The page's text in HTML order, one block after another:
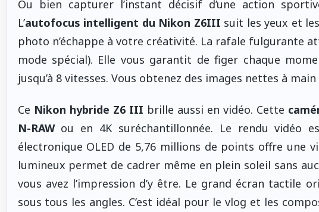
Ou bien capturer l’instant décisif d’une action
L’autofocus intelligent du Nikon Z6III suit les yeux et
photo n’échappe à votre créativité. La rafale fulgurante
mode spécial). Elle vous garantit de figer chaque
jusqu’à 8 vitesses. Vous obtenez des images nettes à
Ce Nikon hybride Z6 III brille aussi en vidéo. Cette
N-RAWou en 4K suréchantillonnée. Le rendu vidéo
électronique OLED de 5,76 millions de points offre une
lumineux permet de cadrer même en plein soleil sans
vous avez l’impression d’y être. Le grand écran tactile
sous tous les angles. C’est idéal pour le vlog et les